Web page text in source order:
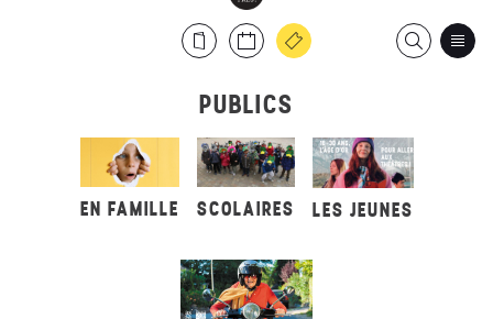
PUBLICS
EN FAMILLE SCOLAIRES LES JEUNES